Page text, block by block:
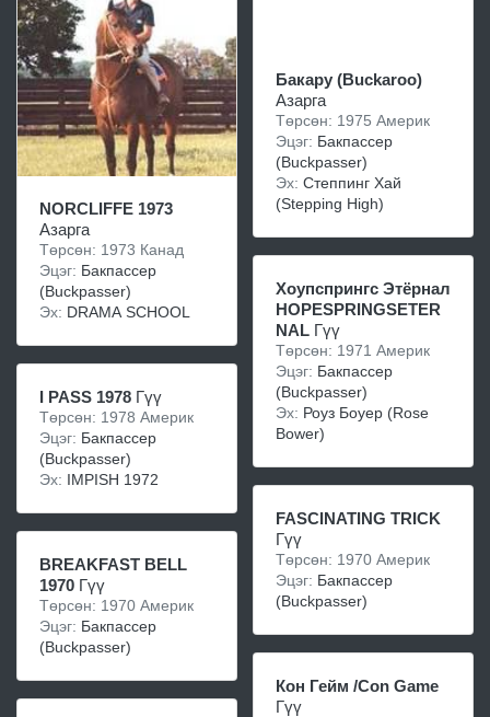
NORCLIFFE 1973
Азарга
Төрсөн: 1973 Канад
Эцэг: Бакпассер
(Buckpasser)
Эх: DRAMA SCHOOL
I PASS 1978 Гүү
Төрсөн: 1978 Америк
Эцэг: Бакпассер
(Buckpasser)
Эх: IMPISH 1972
BREAKFAST BELL
1970 Гүү
Төрсөн: 1970 Америк
Эцэг: Бакпассер
(Buckpasser)
Бакару (Buckaroo)
Азарга
Төрсөн: 1975 Америк
Эцэг: Бакпассер
(Buckpasser)
Эх: Степпинг Хай
(Stepping High)
Хоупспрингс Этёрнал
HOPESPRINGSETER
NAL Гүү
Төрсөн: 1971 Америк
Эцэг: Бакпассер
(Buckpasser)
Эх: Роуз Боуер (Rose
Bower)
FASCINATING TRICK
Гүү
Төрсөн: 1970 Америк
Эцэг: Бакпассер
(Buckpasser)
Кон Гейм /Con Game
Гүү